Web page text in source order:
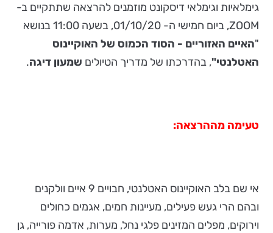
גימלאיות וגימלאי דיסקונט מוזמנים להרצאה שתתקיים ב-
ZOOM, ביום חמישי ה- 01/10/20, בשעה 11:00 בנושא
"האיים האזוריים - הסוד הכמוס של האוקיינוס
האטלנטי", בהדרכתו של מדריך הטיולים שמעון דיגה.
טעימה מההרצאה:
אי שם בלב האוקיינוס האטלנטי, חבויים 9 איים וולקנים
ובהם הרי געש פעילים, מעיינות חמים, אגמים כחולים
וירוקים, מפלים המזינים פלגי נחל, מערות, אדמה פורייה, גן